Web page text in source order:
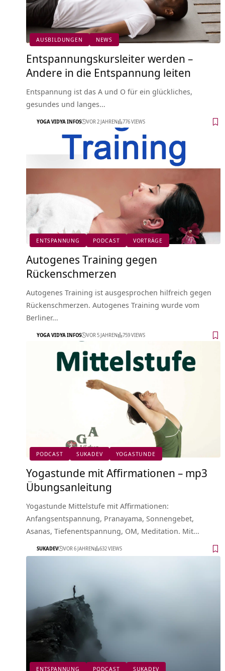
AUSBILDUNGEN NEWS
Entspannungskursleiter werden –
Andere in die Entspannung leiten
Entspannung ist das A und O für ein glückliches,
gesundes und langes…
YOGA VIDYA INFOS VOR 2 JAHREN 776 VIEWS
ENTSPANNUNG PODCAST VORTRÄGE
Autogenes Training gegen
Rückenschmerzen
Autogenes Training ist ausgesprochen hilfreich gegen
Rückenschmerzen. Autogenes Training wurde vom
Berliner…
YOGA VIDYA INFOS VOR 5 JAHREN 759 VIEWS
PODCAST SUKADEV YOGASTUNDE
Yogastunde mit Affirmationen – mp3
Übungsanleitung
Yogastunde Mittelstufe mit Affirmationen:
Anfangsentspannung, Pranayama, Sonnengebet,
Asanas, Tiefenentspannung, OM, Meditation. Mit…
SUKADEV VOR 6 JAHREN 632 VIEWS
ENTSPANNUNG PODCAST SUKADEV